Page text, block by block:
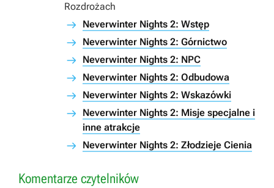
Rozdrożach
Neverwinter Nights 2: Wstęp
Neverwinter Nights 2: Górnictwo
Neverwinter Nights 2: NPC
Neverwinter Nights 2: Odbudowa
Neverwinter Nights 2: Wskazówki
Neverwinter Nights 2: Misje specjalne i
inne atrakcje
Neverwinter Nights 2: Złodzieje Cienia
Komentarze czytelników